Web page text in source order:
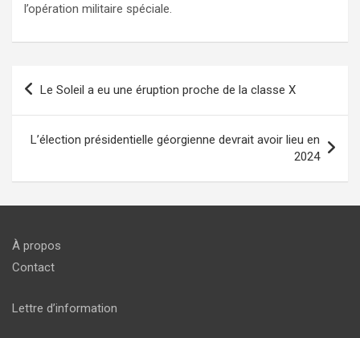
l’opération militaire spéciale.
Navigation
Le Soleil a eu une éruption proche de la classe X
L’élection présidentielle géorgienne devrait avoir lieu en
2024
À propos
Contact
Lettre d’information